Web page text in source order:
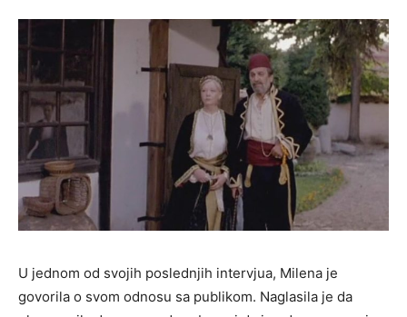
U jednom od svojih poslednjih intervjua, Milena je
govorila o svom odnosu sa publikom. Naglasila je da